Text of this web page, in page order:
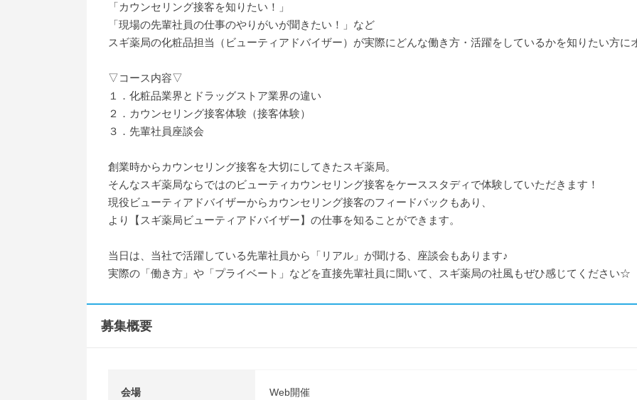
「カウンセリング接客を知りたい！」
「現場の先輩社員の仕事のやりがいが聞きたい！」など
スギ薬局の化粧品担当（ビューティアドバイザー）が実際にどんな働き方・活躍をしているかを知りたい方に
▽コース内容▽
１．化粧品業界とドラッグストア業界の違い
２．カウンセリング接客体験（接客体験）
３．先輩社員座談会
創業時からカウンセリング接客を大切にしてきたスギ薬局。
そんなスギ薬局ならではのビューティカウンセリング接客をケーススタディで体験していただきます！
現役ビューティアドバイザーからカウンセリング接客のフィードバックもあり、
より【スギ薬局ビューティアドバイザー】の仕事を知ることができます。
当日は、当社で活躍している先輩社員から「リアル」が聞ける、座談会もあります♪
実際の「働き方」や「プライベート」などを直接先輩社員に聞いて、スギ薬局の社風もぜひ感じてください☆
募集概要
会場
Web開催